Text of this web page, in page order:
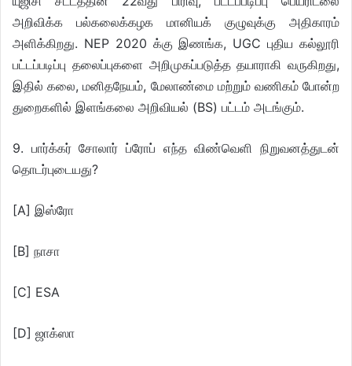
அறிவிக்க பல்கலைக்கழக மானியக் குழுவுக்கு அதிகாரம்
அளிக்கிறது. NEP 2020 க்கு இணங்க, UGC புதிய கல்லூரி
பட்டப்படிப்பு தலைப்புகளை அறிமுகப்படுத்த தயாராகி வருகிறது,
இதில் கலை, மனிதநேயம், மேலாண்மை மற்றும் வணிகம் போன்ற
துறைகளில் இளங்கலை அறிவியல் (BS) பட்டம் அடங்கும்.
9. பார்க்கர் சோலார் ப்ரோப் எந்த விண்வெளி நிறுவனத்துடன்
தொடர்புடையது?
[A] இஸ்ரோ
[B] நாசா
[C] ESA
[D] ஜாக்ஸா